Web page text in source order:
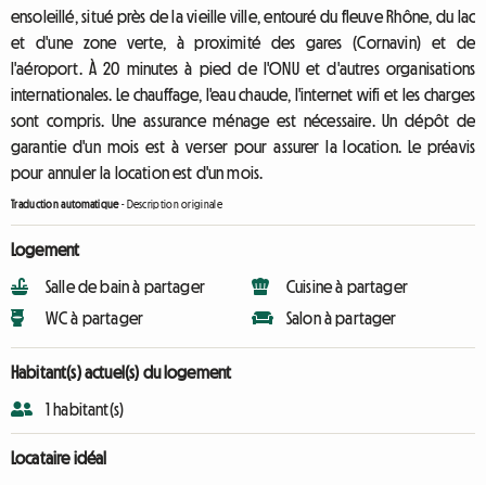
ensoleillé, situé près de la vieille ville, entouré du fleuve Rhône, du lac
et d'une zone verte, à proximité des gares (Cornavin) et de
l'aéroport. À 20 minutes à pied de l'ONU et d'autres organisations
internationales. Le chauffage, l'eau chaude, l'internet wifi et les charges
sont compris. Une assurance ménage est nécessaire. Un dépôt de
garantie d'un mois est à verser pour assurer la location. Le préavis
pour annuler la location est d'un mois.
Traduction automatique- Description originale
Logement
Salle de bain à partager
WC à partager
Cuisine à partager
Salon à partager
Habitant(s) actuel(s) du logement
1 habitant(s)
Locataire idéal